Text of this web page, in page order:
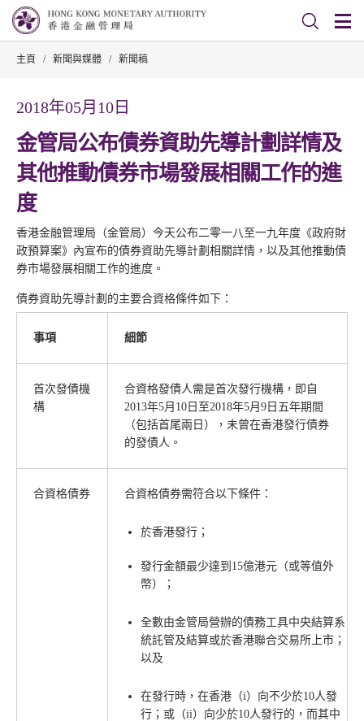
主頁 / 新聞與媒體 / 新聞稿
2018年05月10日
金管局公布債券資助先導計劃詳情及
其他推動債券市場發展相關工作的進
度
香港金融管理局（金管局）今天公布二零一八至一九年度《政府財
政預算案》內宣布的債券資助先導計劃相關詳情，以及其他推動債
券市場發展相關工作的進度。
債券資助先導計劃的主要合資格條件如下：
事項 細節
首次發債機
構
合資格發債人需是首次發行機構，即自
2013年5月10日至2018年5月9日五年期間
（包括首尾兩日），未曾在香港發行債券
的發債人。
合資格債券 合資格債券需符合以下條件：
於香港發行；
發行金額最少達到15億港元（或等值外
幣）；
全數由金管局營辦的債務工具中央結算系
統託管及結算或於香港聯合交易所上市；
以及
在發行時，在香港（i）向不少於10人發
行；或（ii）向少於10人發行的，而其中